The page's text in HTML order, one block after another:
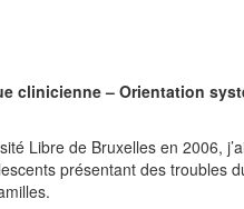
clinicienne – Orientation
Libre de Bruxelles en 2006,
présentant des